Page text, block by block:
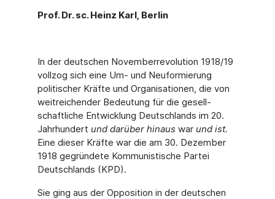
Prof. Dr. sc. Heinz Karl, Berlin
In der deutschen Novemberrevolution 1918/19
vollzog sich eine Um- und Neuformierung
politischer Kräfte und Organisationen, die von
weitreichender Bedeutung für die gesell­
schaftliche Entwicklung Deutschlands im 20.
Jahrhundert und darüber hinaus war und ist.
Eine dieser Kräfte war die am 30. Dezember
1918 gegründete Kommunistische Partei
Deutschlands (KPD).
Sie ging aus der Opposition in der deutschen